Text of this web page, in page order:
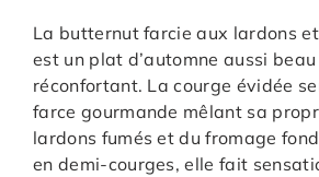
La butternut farcie aux lardons
est un plat d’automne aussi beau
réconfortant. La courge évidée
farce gourmande mêlant sa
lardons fumés et du fromage
en demi-courges, elle fait